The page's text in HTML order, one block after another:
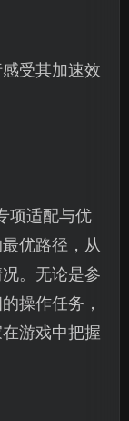
受其加速效
项适配与优
优路径，从
。无论是参
操作任务，
游戏中把握